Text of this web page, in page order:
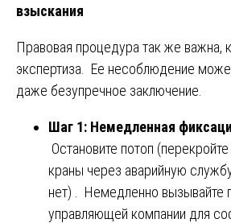
взыскания
Правовая процедура так же важна,
экспертиза. Ее несоблюдение
даже безупречное заключение.
Шаг 1: Немедленная
Остановите потоп
краны через аварийную
нет) . Немедленно вызывайте
управляющей компании для